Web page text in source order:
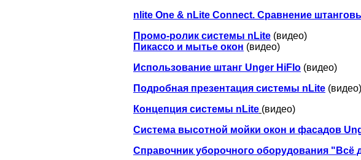
nlite One & nLite Connect. Сравнение
Промо-ролик системы nLite (видео)
Пикассо и мытье окон (видео)
Использование штанг Unger HiFlo (видео)
Подробная презентация системы nLite (видео)
Концепция системы nLite (видео)
Система высотной мойки окон и фасадов
Справочник уборочного оборудования "Всё